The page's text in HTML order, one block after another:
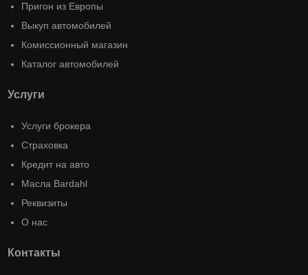
Пригон из Европы
Выкуп автомобилей
Комиссионный магазин
Каталог автомобилей
Услуги
Услуги брокера
Страховка
Кредит на авто
Масла Bardahl
Реквизиты
О нас
Контакты